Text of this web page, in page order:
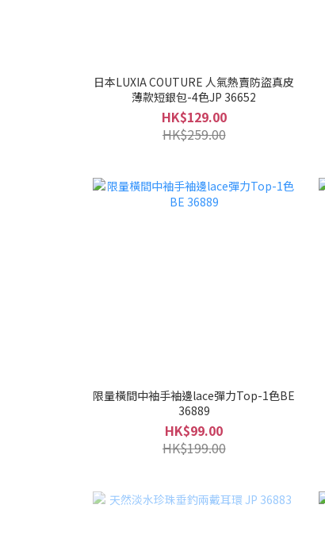
日本LUXIA COUTURE 人氣熱賣防盜真皮
薄款短銀包-4色JP 36652
HK$129.00
HK$259.00
限量橫間中袖手袖邊lace彈力Top-1色BE
36889
HK$99.00
HK$199.00